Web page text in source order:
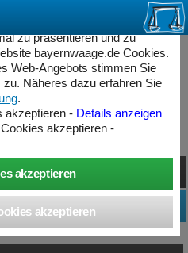
» Alle
Dosiersysteme
umschalten
anpassen
zu präsentieren und zu
bayernwaage.de Cookies.
Web-Angebots stimmen Sie
Näheres dazu erfahren Sie
.
akzeptieren - Details anzeigen
akzeptieren -